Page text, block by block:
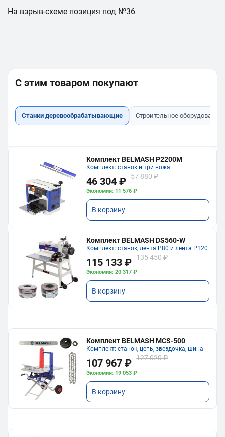
На взрыв-схеме позиция под №36
С этим товаром покупают
Станки деревообрабатывающие Строительное оборудование
Комплект BELMASH P2200M
Комплект: станок и три ножа
46 304 ₽ 57 880 ₽
Экономия: 11 576 ₽
В корзину
Комплект BELMASH DS560-W
Комплект: станок, лента P80 и лента P120
115 133 ₽ 135 450 ₽
Экономия: 20 317 ₽
В корзину
Комплект BELMASH MCS-500
Комплект: станок, цепь, звездочка, шина
107 967 ₽ 127 020 ₽
Экономия: 19 053 ₽
В корзину